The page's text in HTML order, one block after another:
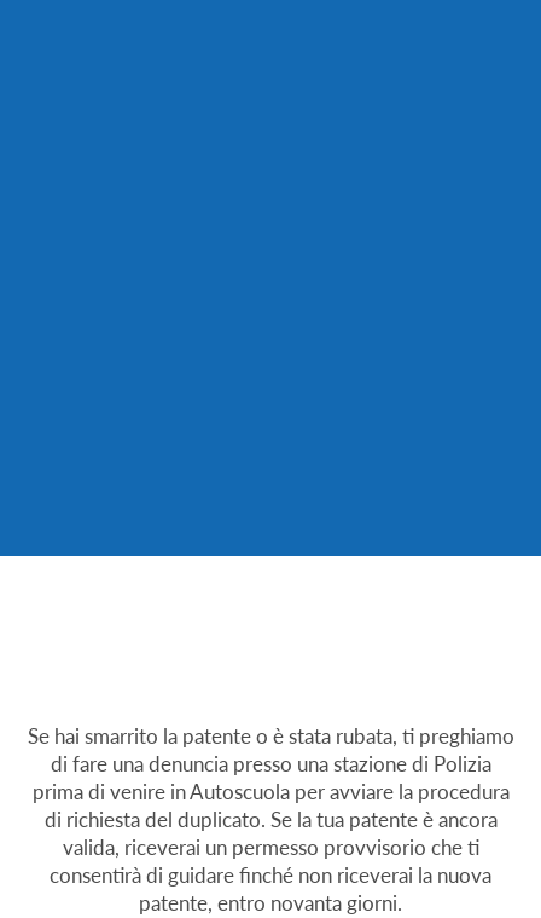
Se hai smarrito la patente o è stata rubata, ti preghiamo
di fare una denuncia presso una stazione di Polizia
prima di venire in Autoscuola per avviare la procedura
di richiesta del duplicato. Se la tua patente è ancora
valida, riceverai un permesso provvisorio che ti
consentirà di guidare finché non riceverai la nuova
patente, entro novanta giorni.